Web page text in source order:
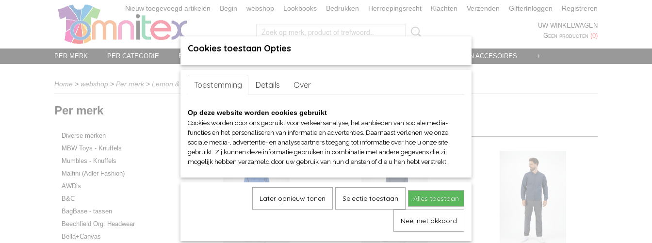
Nieuw toegevoegd artikelen Begin webshop Lookbooks Bedrukken Herroepingsrecht Klachten Verzenden GiftenInloggen Registreren
UW WINKELWAGEN
Geen producten (0)
PER MERK PER CATEGORIE BED-, BAD-, KEUKEN EN TAFELLINNEN KERST/FEEST KLEDING EN ACCESOIRES +
Home > webshop > Per merk > Lemon & Soda>Voor hem> Sweatersshirts en broeken
Per merk
Diverse merken
MBW Toys - Knuffels
Mumbles - Knuffels
Malfini (Adler Fashion)
AWDis
B&C
BagBase - tassen
Beechfield Org. Headwear
Bella+Canvas
Sorteer op:
Cookies toestaan Opties
Toestemming Details Over
Op deze website worden cookies gebruikt
Cookies worden door ons gebruikt voor verkeersanalyse, het aanbieden van sociale media-
functies en het personaliseren van informatie en advertenties. Daarnaast verlenen we onze
sociale media-, advertentie- en analysepartners toegang tot informatie over hoe u onze site
gebruikt. Zij kunnen deze informatie gebruiken in combinatie met andere gegevens die zij
mogelijk hebben verzameld door uw gebruik van hun diensten of die u hen hebt verstrekt.
Later opnieuw tonen Selectie toestaan Alles toestaan
Nee, niet akkoord